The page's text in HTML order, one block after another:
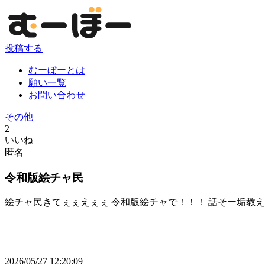
投稿する
むーぼーとは
願い一覧
お問い合わせ
その他
2
いいね
匿名
令和版絵チャ民
絵チャ民きてぇぇえぇぇ 令和版絵チャで！！！ 話そー垢教え
2026/05/27 12:20:09